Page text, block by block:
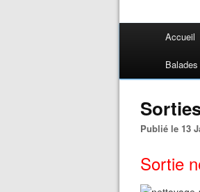
Accueil
Balades
Publié le 13
Sortie